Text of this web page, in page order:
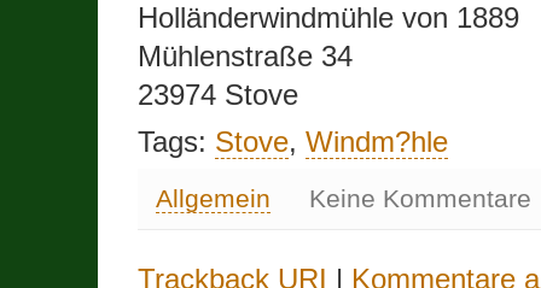
Holländerwindmühle von 1889
Mühlenstraße 34
23974 Stove
Tags: Stove, Windm?hle
Allgemein Keine Kommentare
Trackback URI | Kommentare